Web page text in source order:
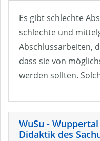
Es gibt schlechte
schlechte und
Abschlussarbeiten,
dass sie von
werden sollten.
WuSu -
Didaktik des